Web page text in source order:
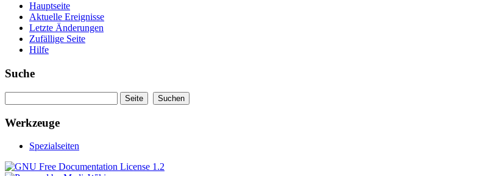
Hauptseite
Aktuelle Ereignisse
Letzte Änderungen
Zufällige Seite
Hilfe
Suche
Werkzeuge
Spezialseiten